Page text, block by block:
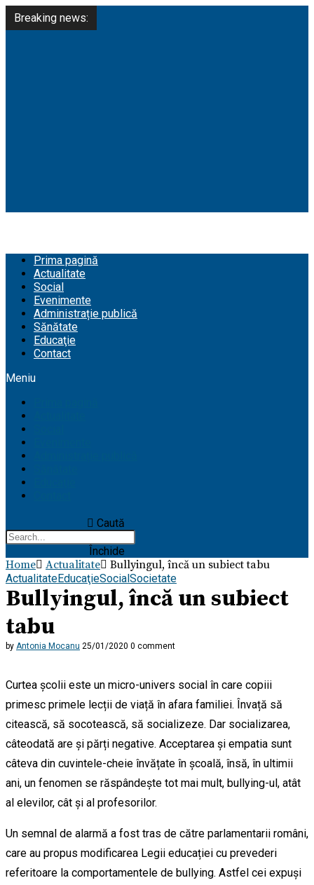
Breaking news:
Prima pagină
Actualitate
Social
Evenimente
Administrație publică
Sănătate
Educaţie
Contact
Meniu
Caută
Închide
Home Actualitate Bullyingul, încă un subiect tabu
ActualitateEducaţieSocialSocietate
Bullyingul, încă un subiect
tabu
by Antonia Mocanu 25/01/2020 0 comment
Curtea școlii este un micro-univers social în care copiii
primesc primele lecții de viață în afara familiei. Învață să
citească, să socotească, să socializeze. Dar socializarea,
câteodată are și părți negative. Acceptarea și empatia sunt
câteva din cuvintele-cheie învățate în școală, însă, în ultimii
ani, un fenomen se răspândește tot mai mult, bullying-ul, atât
al elevilor, cât și al profesorilor.
Un semnal de alarmă a fost tras de către parlamentarii români,
care au propus modificarea Legii educației cu prevederi
referitoare la comportamentele de bullying. Astfel cei expuși